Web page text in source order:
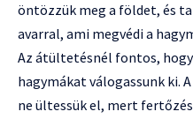
öntözzük meg a földet, és
avarral, ami megvédi a
Az átültetésnél fontos, hogy
hagymákat válogassunk ki.
ne ültessük el, mert